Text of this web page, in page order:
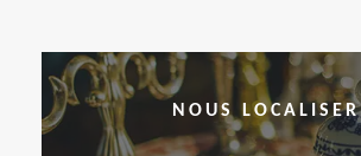
NOUS LOCALISER